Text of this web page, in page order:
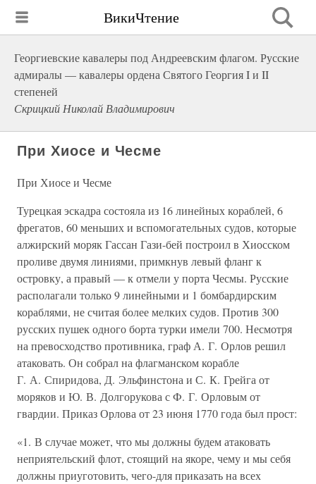
ВикиЧтение
Георгиевские кавалеры под Андреевским флагом. Русские
адмиралы — кавалеры ордена Святого Георгия I и II
степеней
Скрицкий Николай Владимирович
При Хиосе и Чесме
При Хиосе и Чесме
Турецкая эскадра состояла из 16 линейных кораблей, 6
фрегатов, 60 меньших и вспомогательных судов, которые
алжирский моряк Гассан Гази-бей построил в Хиосском
проливе двумя линиями, примкнув левый фланг к
островку, а правый — к отмели у порта Чесмы. Русские
располагали только 9 линейными и 1 бомбардирским
кораблями, не считая более мелких судов. Против 300
русских пушек одного борта турки имели 700. Несмотря
на превосходство противника, граф А. Г. Орлов решил
атаковать. Он собрал на флагманском корабле
Г. А. Спиридова, Д. Эльфинстона и С. К. Грейга от
моряков и Ю. В. Долгорукова с Ф. Г. Орловым от
гвардии. Приказ Орлова от 23 июня 1770 года был прост:
«1. В случае может, что мы должны будем атаковать
неприятельский флот, стоящий на якоре, чему и мы себя
должны приуготовить, чего-для приказать на всех